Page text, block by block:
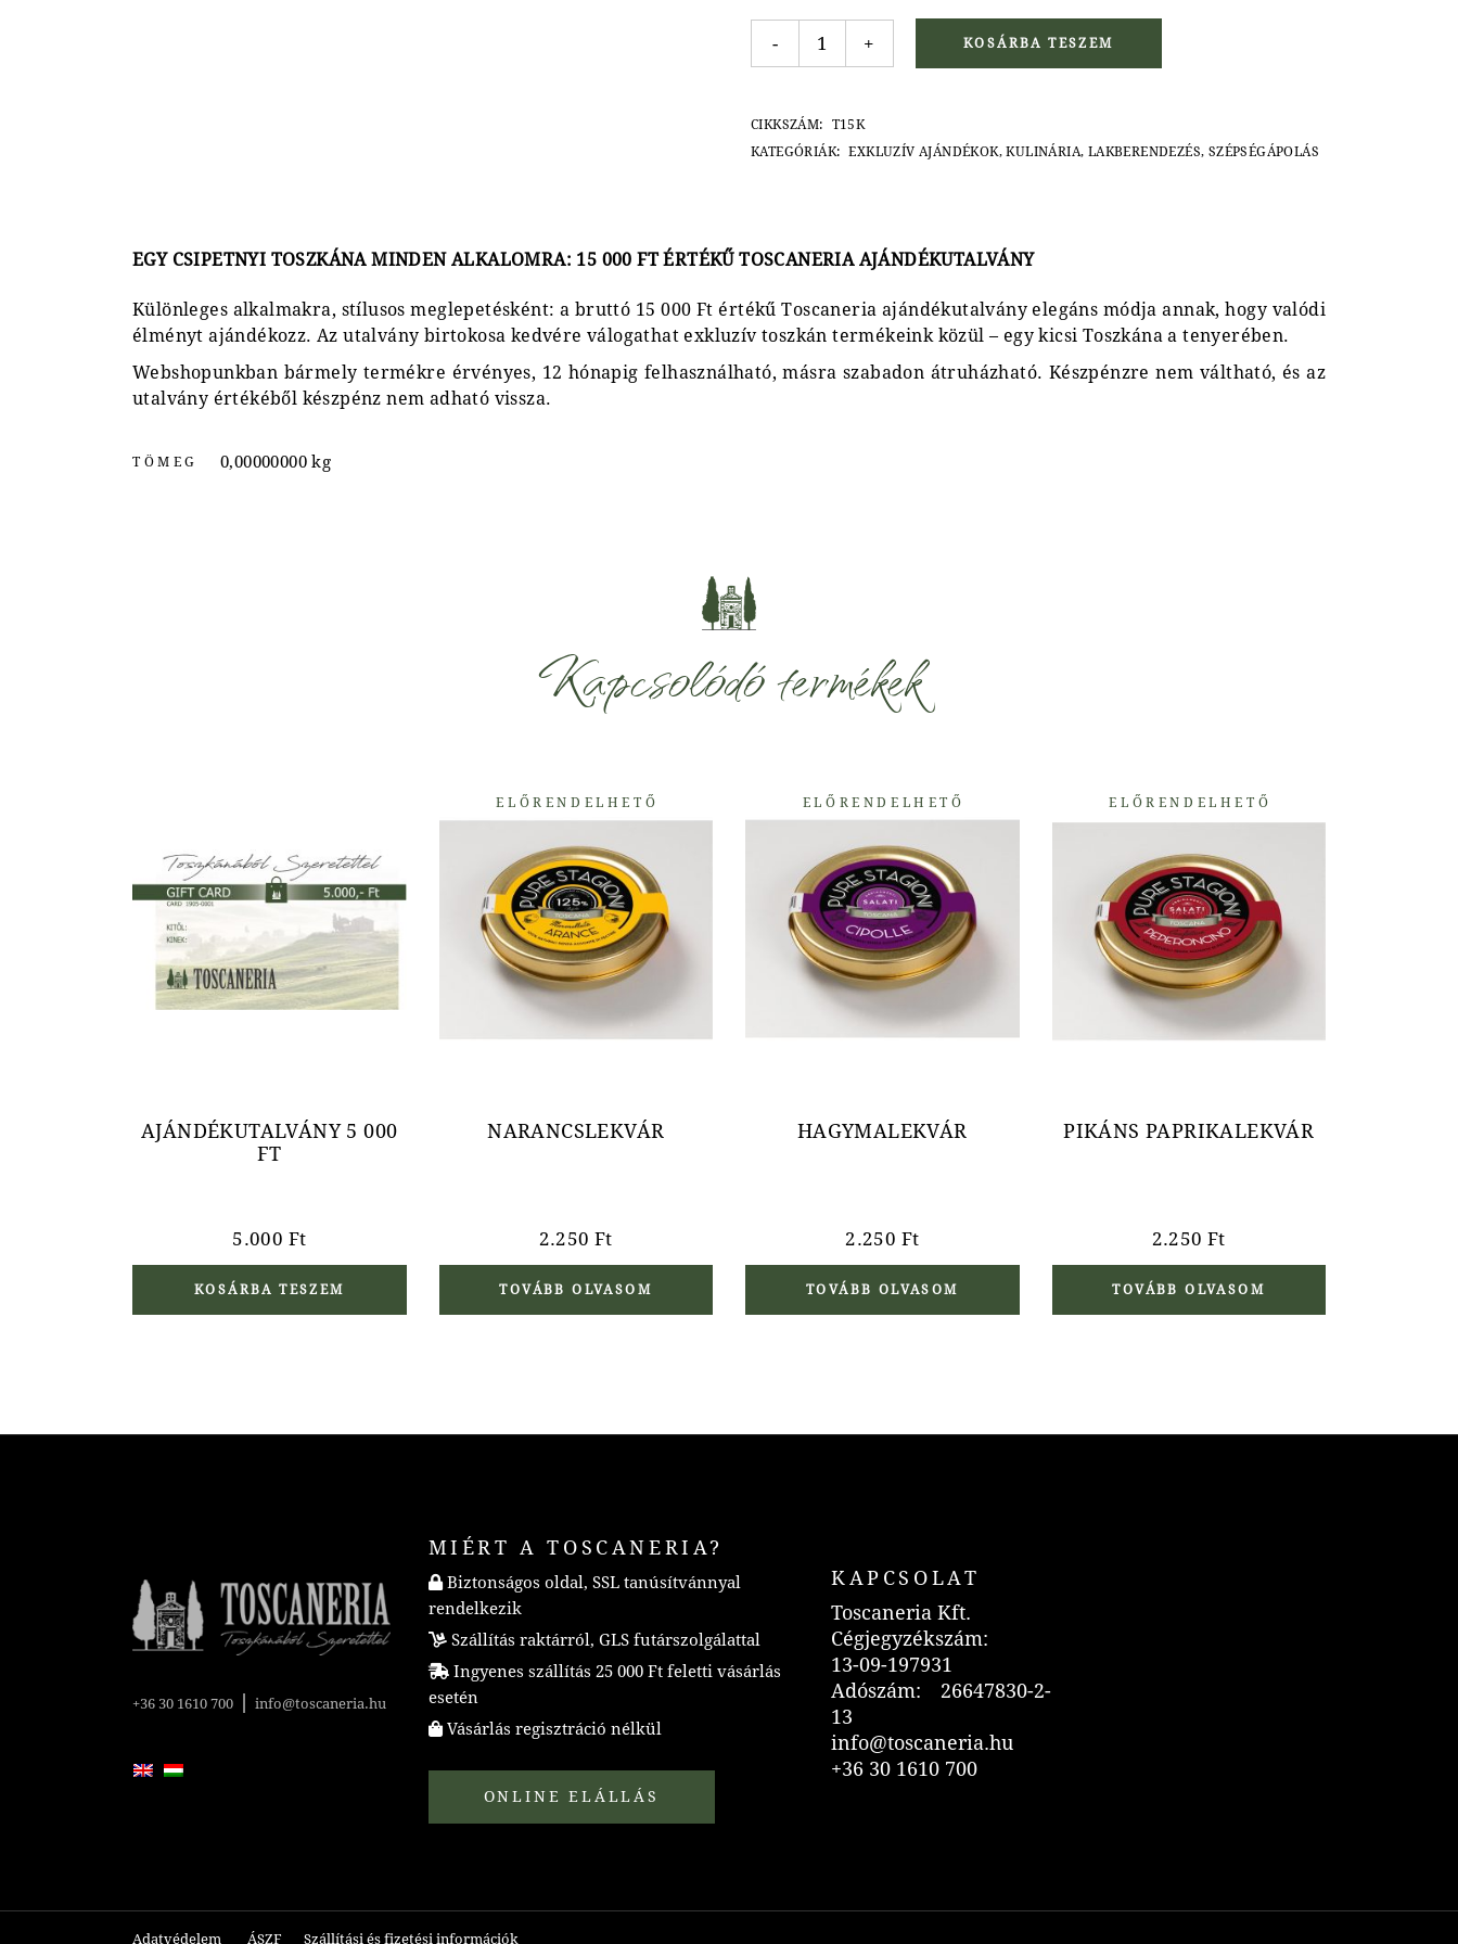
Ajándékutalvány 15 000 Ft quantity
- + KOSÁRBA TESZEM
CIKKSZÁM:
T15K
KATEGÓRIÁK:
EXKLUZÍV AJÁNDÉKOK,KULINÁRIA, LAKBERENDEZÉS, SZÉPSÉGÁPOLÁS
EGY CSIPETNYI TOSZKÁNA MINDEN ALKALOMRA: 15 000 FT ÉRTÉKŰ TOSCANERIA AJÁNDÉKUTALVÁNY
Különleges alkalmakra, stílusos meglepetésként: a bruttó 15 000 Ft értékű Toscaneria ajándékutalvány elegáns módja annak, hogy valódi
élményt ajándékozz. Az utalvány birtokosa kedvére válogathat exkluzív toszkán termékeink közül – egy kicsi Toszkána a tenyerében.
Webshopunkban bármely termékre érvényes, 12 hónapig felhasználható, másra szabadon átruházható. Készpénzre nem váltható, és az
utalvány értékéből készpénz nem adható vissza.
TÖMEG 0,00000000 kg
Kapcsolódó termékek
AJÁNDÉKUTALVÁNY 5 000
FT
5.000 Ft
KOSÁRBA TESZEM
ELŐRENDELHETŐ
NARANCSLEKVÁR
2.250Ft
TOVÁBB OLVASOM
ELŐRENDELHETŐ
HAGYMALEKVÁR
2.250 Ft
TOVÁBB OLVASOM
ELŐRENDELHETŐ
PIKÁNS PAPRIKALEKVÁR
2.250Ft
TOVÁBB OLVASOM
+36 30 1610 700 | info@toscaneria.hu
MIÉRT A TOSCANERIA?
Biztonságos oldal, SSL tanúsítvánnyal
rendelkezik
Szállítás raktárról, GLS futárszolgálattal
Ingyenes szállítás 25 000 Ft feletti vásárlás
esetén
Vásárlás regisztráció nélkül
ONLINE ELÁLLÁS
KAPCSOLAT
Toscaneria Kft.
Cégjegyzékszám:
13-09-197931
Adószám: 26647830-2-
13
info@toscaneria.hu
+36 30 1610 700
Adatvédelem ÁSZF Szállítási és fizetési információk